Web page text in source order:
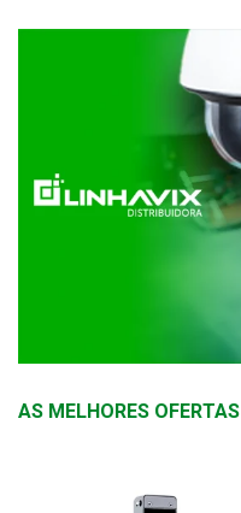
AS MELHORES OFERTAS